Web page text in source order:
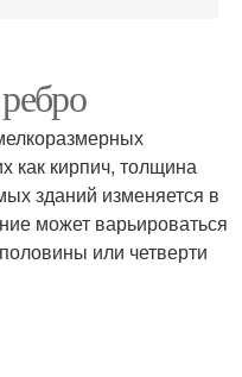
как кирпич, толщина
зданий изменяется в
может варьироваться
или четверти